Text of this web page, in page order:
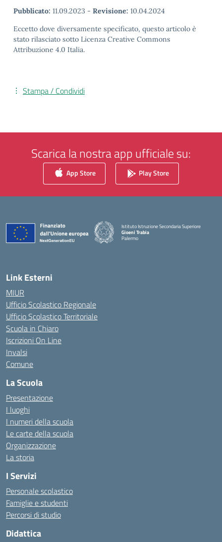
Pubblicato: 11.09.2023 - Revisione: 10.04.2024
Eccetto dove diversamente specificato, questo articolo è
stato rilasciato sotto Licenza Creative Commons
Attribuzione 4.0 Italia.
Stampa / Condividi
Scarica la nostra app ufficiale su:
App Store Play Store
Istituto Istruzione Secondaria Superiore
Gioeni Trabia
Palermo
Link Esterni
MIUR
Ufficio Scolastico Regionale
Ufficio Scolastico Territoriale
Scuola in Chiaro
Iscrizioni On Line
Invalsi
Comune
La Scuola
Presentazione
I luoghi
I numeri della scuola
Le carte della scuola
Organizzazione
La storia
I Servizi
Personale scolastico
Famiglie e studenti
Percorsi di studio
Didattica